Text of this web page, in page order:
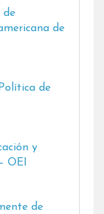
de
de
de
y
OEI
de